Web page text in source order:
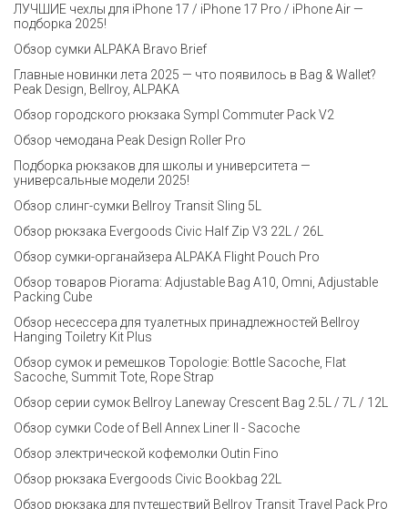
ЛУЧШИЕ чехлы для iPhone 17 / iPhone 17 Pro / iPhone Air —
подборка 2025!
Обзор сумки ALPAKA Bravo Brief
Главные новинки лета 2025 — что появилось в Bag & Wallet?
Peak Design, Bellroy, ALPAKA
Обзор городского рюкзака Sympl Commuter Pack V2
Обзор чемодана Peak Design Roller Pro
Подборка рюкзаков для школы и университета —
универсальные модели 2025!
Обзор слинг-сумки Bellroy Transit Sling 5L
Обзор рюкзака Evergoods Civic Half Zip V3 22L / 26L
Обзор сумки-органайзера ALPAKA Flight Pouch Pro
Обзор товаров Piorama: Adjustable Bag A10, Omni, Adjustable
Packing Cube
Обзор несессера для туалетных принадлежностей Bellroy
Hanging Toiletry Kit Plus
Обзор сумок и ремешков Topologie: Bottle Sacoche, Flat
Sacoche, Summit Tote, Rope Strap
Обзор серии сумок Bellroy Laneway Crescent Bag 2.5L / 7L / 12L
Обзор сумки Code of Bell Annex Liner II - Sacoche
Обзор электрической кофемолки Outin Fino
Обзор рюкзака Evergoods Civic Bookbag 22L
Обзор рюкзака для путешествий Bellroy Transit Travel Pack Pro